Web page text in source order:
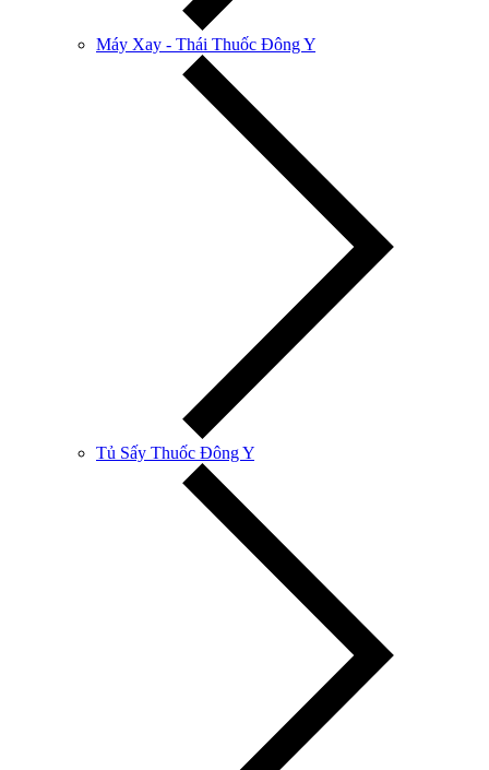
Máy Xay - Thái Thuốc Đông Y
Tủ Sấy Thuốc Đông Y